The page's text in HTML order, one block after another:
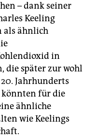
– dank seiner
Keeling
als ähnlich
in
die später zur wohl
Jahrhunderts
könnten für die
ähnliche
wie Keelings